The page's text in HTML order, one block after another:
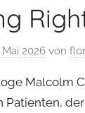
Mai 2026 von
Malcolm